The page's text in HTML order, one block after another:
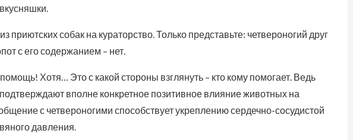
приютских собак на кураторство. Только представьте: четвероногий друг
с его содержанием – нет.
Хотя… Это с какой стороны взглянуть – кто кому помогает. Ведь
вполне конкретное позитивное влияние животных на
с четвероногими способствует укреплению сердечно-сосудистой
давления.